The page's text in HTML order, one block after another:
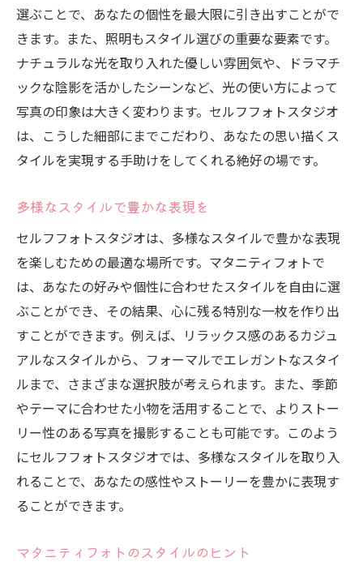
選ぶことで、あなたの個性を最大限に引き出すことがで
きます。また、照明もスタイル選びの重要な要素です。
ナチュラルな光を取り入れた優しい雰囲気や、ドラマチ
ックな陰影を活かしたシーンなど、光の使い方によって
写真の印象は大きく変わります。セルフフォトスタジオ
は、こうした細部にまでこだわり、あなたの思い描くス
タイルを実現する手助けをしてくれる絶好の場です。
多様なスタイルで豊かな表現を
セルフフォトスタジオは、多様なスタイルで豊かな表現
を楽しむための最適な場所です。マタニティフォトで
は、あなたの好みや個性に合わせたスタイルを自由に選
ぶことができ、その結果、心に残る特別な一枚を作り出
すことができます。例えば、リラックス感のあるカジュ
アルなスタイルから、フォーマルでエレガントなスタイ
ルまで、さまざまな選択肢が考えられます。また、季節
やテーマに合わせた小物を活用することで、よりストー
リー性のある写真を撮影することも可能です。このよう
にセルフフォトスタジオでは、多様なスタイルを取り入
れることで、あなたの感性やストーリーを豊かに表現す
ることができます。
マタニティフォトのスタイルのヒント